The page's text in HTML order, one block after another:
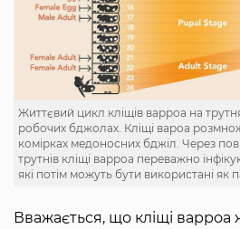
Життєвий цикл кліщів варроа на
робочих бджолах. Кліщі вароа
комірках медоносних бджіл. Через
трутнів кліщі варроа переважно
які потім можуть бути використані як
Вважається, що кліщі варроа